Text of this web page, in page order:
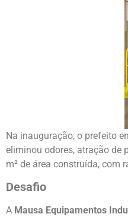
Na inauguração, o prefeito
eliminou odores, atração de
m² de área construída, com
Desafio
A Mausa Equipamentos